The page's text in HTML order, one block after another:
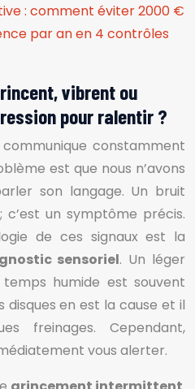
: comment éviter 2000 €
par an en 4 contrôles
vibrent ou
pour ralentir ?
constamment
est que nous n’avons
son langage. Un bruit
c’est un symptôme précis.
de ces signaux est la
sensoriel. Un léger
humide est souvent
disques en est la cause et il
freinages. Cependant,
vous alerter.